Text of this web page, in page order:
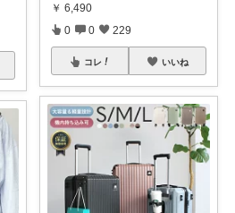
￥ 6,490
0 0 229
コレ いいね